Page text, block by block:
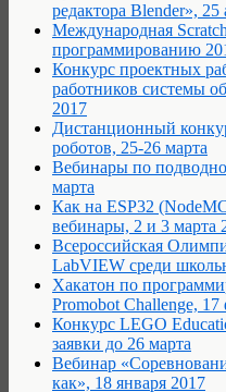
редактора Blender», 25
Международная
программированию
Конкурс проектных
работников системы
2017
Дистанционный
роботов, 25-26 марта
Вебинары по
марта
Как на ESP32
вебинары, 2 и 3 марта
Всероссийская
LabVIEW среди
Хакатон по
Promobot Challenge,
Конкурс LEGO
заявки до 26 марта
Вебинар
как», 18 января 2017